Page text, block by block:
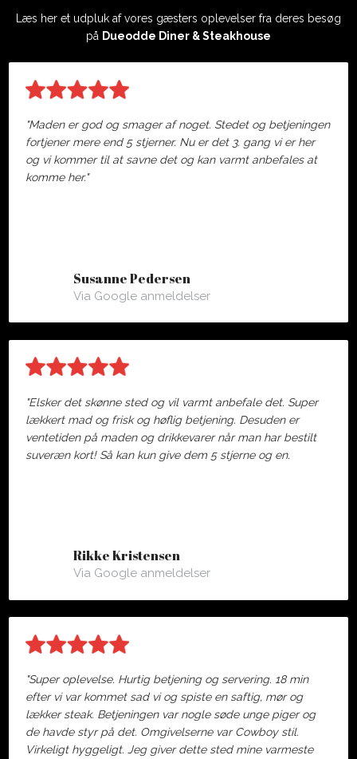
Læs her et udpluk af vores gæsters oplevelser fra deres besøg
på Dueodde Diner & Steakhouse
"Maden er god og smager af noget. Stedet og betjeningen
fortjener mere end 5 stjerner. Nu er det 3. gang vi er her
og vi kommer til at savne det og kan varmt anbefales at
komme her."
Susanne Pedersen
Via Google anmeldelser
"Elsker det skønne sted og vil varmt anbefale det. Super
lækkert mad og frisk og høflig betjening. Desuden er
ventetiden på maden og drikkevarer når man har bestilt
suveræn kort! Så kan kun give dem 5 stjerne og en.
Rikke Kristensen
Via Google anmeldelser
"Super oplevelse. Hurtig betjening og servering. 18 min
efter vi var kommet sad vi og spiste en saftig, mør og
lækker steak. Betjeningen var nogle søde unge piger og
de havde styr på det. Omgivelserne var Cowboy stil.
Virkeligt hyggeligt. Jeg giver dette sted mine varmeste